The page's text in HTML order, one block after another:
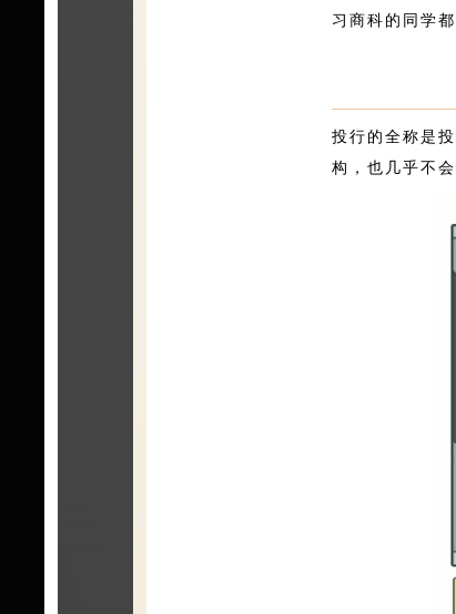
习商科的同学
投行的全称是
构，也几乎不